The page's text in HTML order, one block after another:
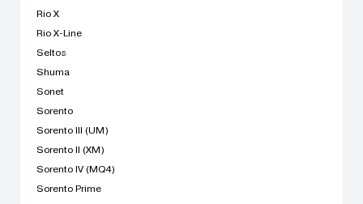
Rio X
Rio X-Line
Seltos
Shuma
Sonet
Sorento
Sorento III (UM)
Sorento II (XM)
Sorento IV (MQ4)
Sorento Prime